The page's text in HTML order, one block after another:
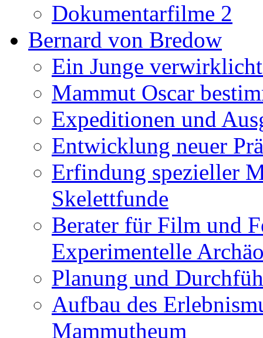
Dokumentarfilme 2
Bernard von Bredow
Ein Junge
Mammut Oscar
Expeditionen und
Entwicklung neuer
Erfindung spezieller
Skelettfunde
Berater für Film und
Experimentelle
Planung und
Aufbau des
Mammutheum